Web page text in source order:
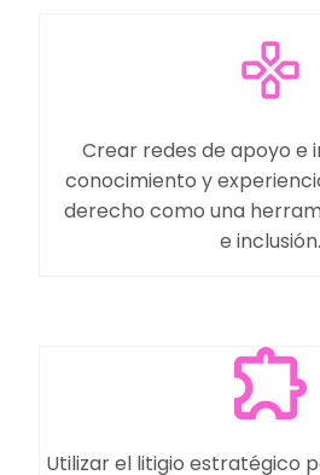
Crear redes de apoyo e
conocimiento y
derecho como una
e inclusión.
Utilizar el litigio estratégico